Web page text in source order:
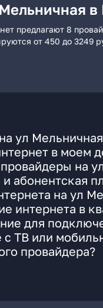
в
предлагают 8
от 450 до
ул
в моем
на
абонентская
на ул
интернета в
для
ТВ или
провайдера?